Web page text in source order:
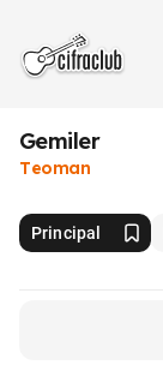
Gemiler
Teoman
Principal